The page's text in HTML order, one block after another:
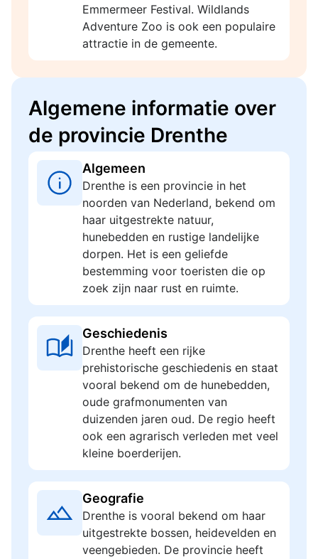
Emmermeer Festival. Wildlands
Adventure Zoo is ook een populaire
attractie in de gemeente.
Algemene informatie over
de provincie Drenthe
Algemeen
Drenthe is een provincie in het
noorden van Nederland, bekend om
haar uitgestrekte natuur,
hunebedden en rustige landelijke
dorpen. Het is een geliefde
bestemming voor toeristen die op
zoek zijn naar rust en ruimte.
Geschiedenis
Drenthe heeft een rijke
prehistorische geschiedenis en staat
vooral bekend om de hunebedden,
oude grafmonumenten van
duizenden jaren oud. De regio heeft
ook een agrarisch verleden met veel
kleine boerderijen.
Geografie
Drenthe is vooral bekend om haar
uitgestrekte bossen, heidevelden en
veengebieden. De provincie heeft